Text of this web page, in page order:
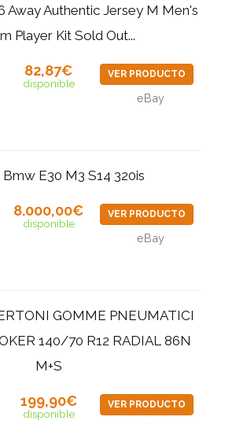
Away Authentic Jersey M Men's
Player Kit Sold Out...
82,87€
disponible
VER PRODUCTO
eBay
E30 M3 S14 320is
8.000,00€
disponible
VER PRODUCTO
eBay
GOMME PNEUMATICI
140/70 R12 RADIAL 86N
M+S
199,90€
disponible
VER PRODUCTO